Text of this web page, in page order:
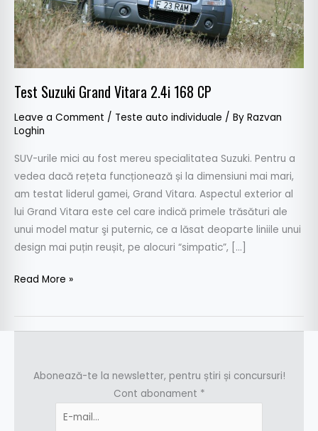
Test Suzuki Grand Vitara 2.4i 168 CP
Leave a Comment / Teste auto individuale / By Razvan
Loghin
SUV-urile mici au fost mereu specialitatea Suzuki. Pentru a
vedea dacă rețeta funcționează și la dimensiuni mai mari,
am testat liderul gamei, Grand Vitara. Aspectul exterior al
lui Grand Vitara este cel care indică primele trăsături ale
unui model matur şi puternic, ce a lăsat deoparte liniile unui
design mai puțin reușit, pe alocuri “simpatic”, […]
Read More »
Abonează-te la newsletter, pentru știri și concursuri!
Cont abonament *